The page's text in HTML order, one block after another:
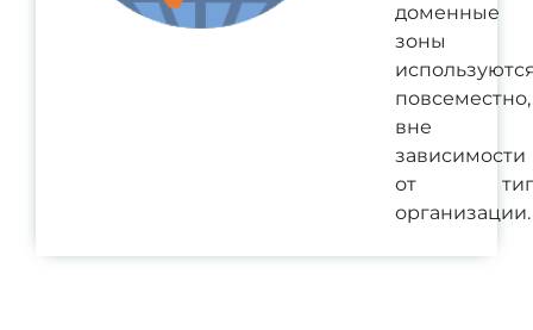
доменные
зоны
повсеместно,
вне
зависимости
от
организации.